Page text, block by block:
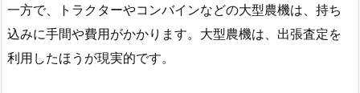
一方で、トラクターやコンバインなどの大型農機は、持ち
込みに手間や費用がかかります。大型農機は、出張査定を
利用したほうが現実的です。